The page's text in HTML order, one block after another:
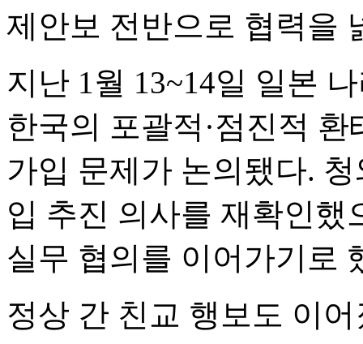
제안보 전반으로 협력을
지난 1월 13~14일 일본
한국의 포괄적·점진적
가입 문제가 논의됐다.
입 추진 의사를 재확인했
실무 협의를 이어가기로
정상 간 친교 행보도 이